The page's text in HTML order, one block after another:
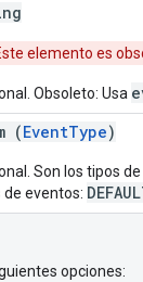
elemento es
Obsoleto: Usa
(EventType)
Son los tipos
de eventos:
opciones: